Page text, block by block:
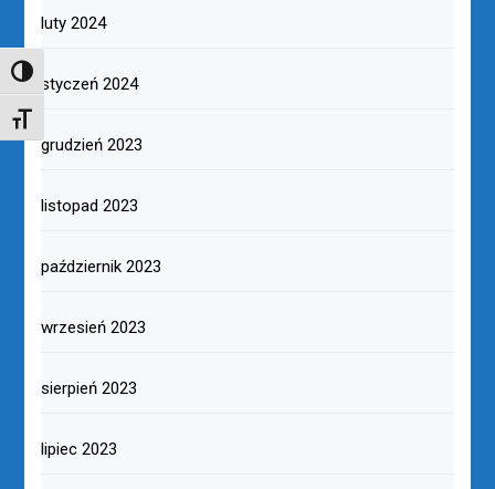
TOGGLE HIGH CONTRAST
TOGGLE FONT SIZE
luty 2024
styczeń 2024
grudzień 2023
listopad 2023
październik 2023
wrzesień 2023
sierpień 2023
lipiec 2023